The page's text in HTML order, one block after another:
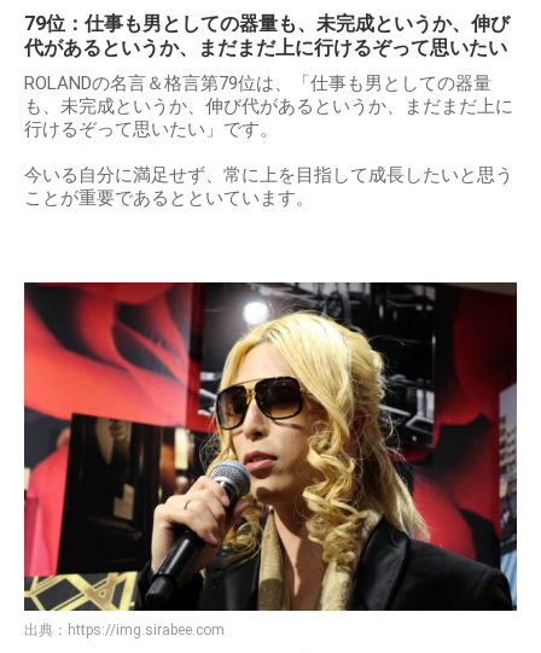
79位：仕事も男としての器量も、未完成というか、伸び
代があるというか、まだまだ上に行けるぞって思いたい
ROLANDの名言＆格言第79位は、「仕事も男としての器量
も、未完成というか、伸び代があるというか、まだまだ上に
行けるぞって思いたい」です。
今いる自分に満足せず、常に上を目指して成長したいと思う
ことが重要であるとといています。
出典： https://img.sirabee.com